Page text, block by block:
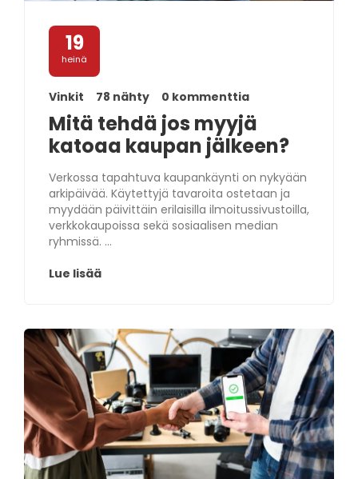
19
heinä
Vinkit 78 nähty 0 kommenttia
Mitä tehdä jos myyjä
katoaa kaupan jälkeen?
Verkossa tapahtuva kaupankäynti on nykyään
arkipäivää. Käytettyjä tavaroita ostetaan ja
myydään päivittäin erilaisilla ilmoitussivustoilla,
verkkokaupoissa sekä sosiaalisen median
ryhmissä. ...
Lue lisää